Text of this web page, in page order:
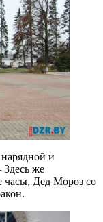
и
Здесь же
часы, Дед Мороз со